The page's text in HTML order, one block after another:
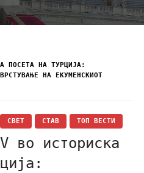
ПОСЕТА НА ТУРЦИЈА:
НА ЕКУМЕНСКИОТ
СВЕТ СТАВ ТОП ВЕСТИ
во историска